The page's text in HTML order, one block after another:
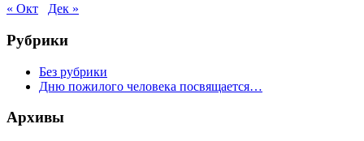
« Окт
Дек »
Рубрики
Без рубрики
Дню пожилого человека посвящается…
Архивы